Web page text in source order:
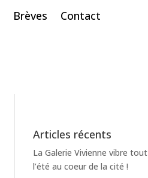
Brèves Contact
Articles récents
La Galerie Vivienne vibre tout
l’été au coeur de la cité !